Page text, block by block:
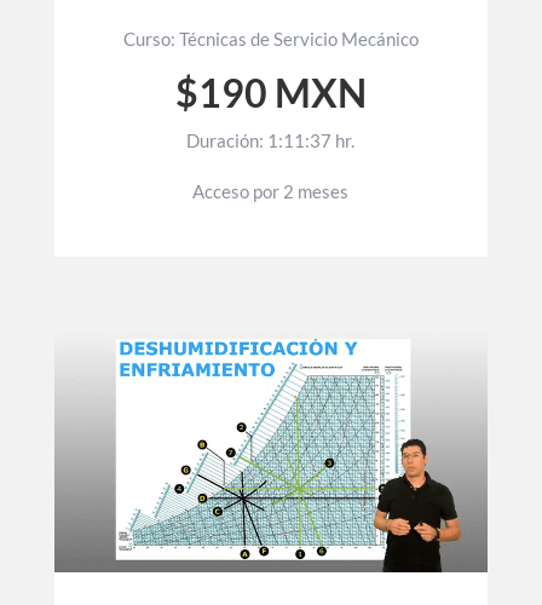
Curso: Técnicas de Servicio Mecánico
$190 MXN
Duración: 1:11:37 hr.
Acceso por 2 meses